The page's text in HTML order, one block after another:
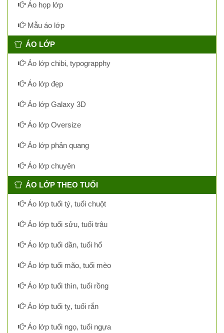
Áo họp lớp
Mẫu áo lớp
ÁO LỚP
Áo lớp chibi, typograpphy
Áo lớp đẹp
Áo lớp Galaxy 3D
Áo lớp Oversize
Áo lớp phản quang
Áo lớp chuyên
ÁO LỚP THEO TUỔI
Áo lớp tuổi tý, tuổi chuột
Áo lớp tuổi sửu, tuổi trâu
Áo lớp tuổi dần, tuổi hổ
Áo lớp tuổi mão, tuổi mèo
Áo lớp tuổi thìn, tuổi rồng
Áo lớp tuổi tỵ, tuổi rắn
Áo lớp tuổi ngọ, tuổi ngựa